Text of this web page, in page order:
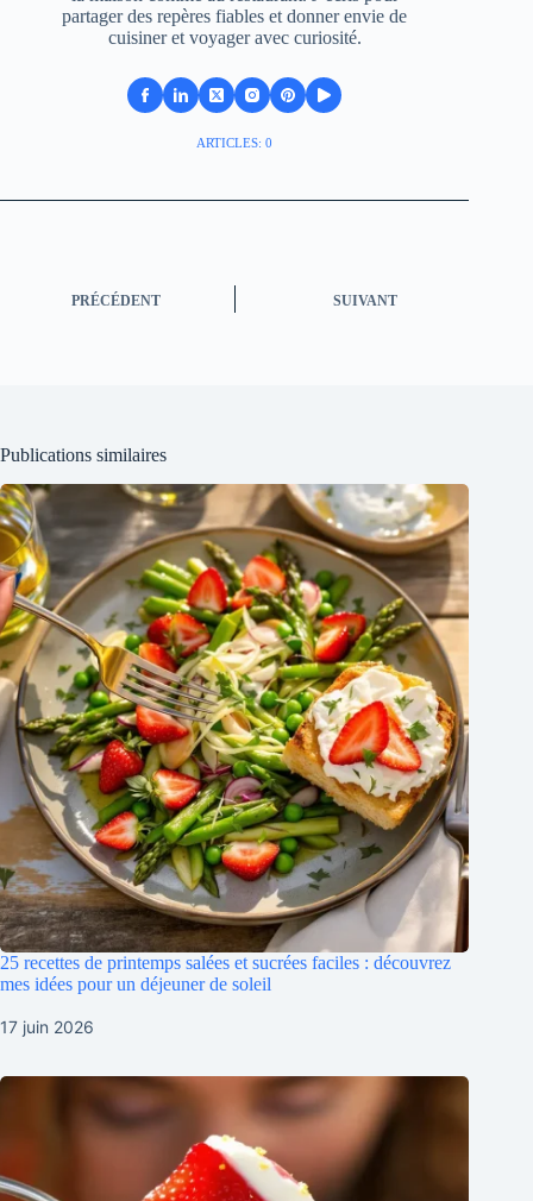
partager des repères fiables et donner envie de
cuisiner et voyager avec curiosité.
ARTICLES: 0
PRÉCÉDENT SUIVANT
Publications similaires
25 recettes de printemps salées et sucrées faciles : découvrez
mes idées pour un déjeuner de soleil
17 juin 2026